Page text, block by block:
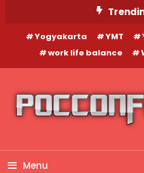
ContentYogyakarta YMT
work life balance
Menu